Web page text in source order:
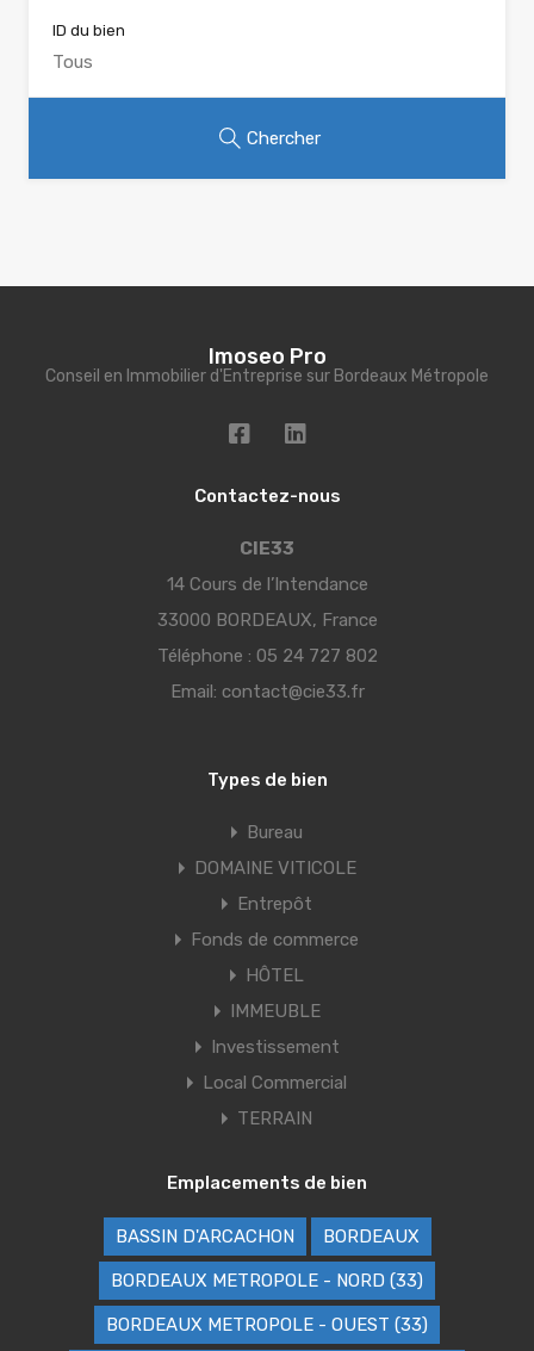
ID du bien
Chercher
Imoseo Pro
Conseil en Immobilier d'Entreprise sur Bordeaux Métropole
Contactez-nous
CIE33
14 Cours de l’Intendance
33000 BORDEAUX, France
Téléphone : 05 24 727 802
Email: contact@cie33.fr
Types de bien
Bureau
DOMAINE VITICOLE
Entrepôt
Fonds de commerce
HÔTEL
IMMEUBLE
Investissement
Local Commercial
TERRAIN
Emplacements de bien
BASSIN D'ARCACHON BORDEAUX
BORDEAUX METROPOLE - NORD (33)
BORDEAUX METROPOLE - OUEST (33)